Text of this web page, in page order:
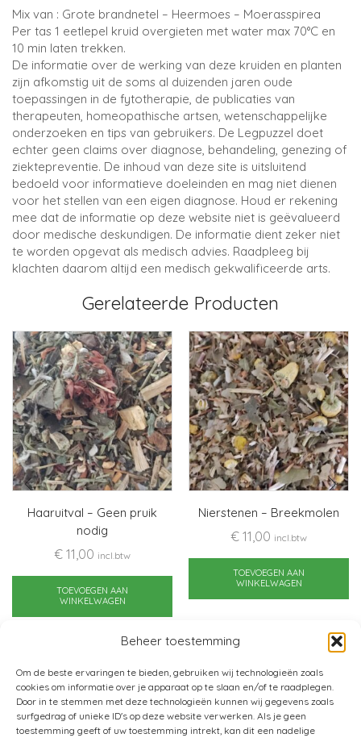
Beheer toestemming
Om de beste ervaringen te bieden, gebruiken wij technologieën zoals
cookies om informatie over je apparaat op te slaan en/of te raadplegen.
Door in te stemmen met deze technologieën kunnen wij gegevens zoals
surfgedrag of unieke ID's op deze website verwerken. Als je geen
toestemming geeft of uw toestemming intrekt, kan dit een nadelige
Mix van : Grote brandnetel – Heermoes – Moerasspirea
Per tas 1 eetlepel kruid overgieten met water max 70°C en
10 min laten trekken.
De informatie over de werking van deze kruiden en planten
zijn afkomstig uit de soms al duizenden jaren oude
toepassingen in de fytotherapie, de publicaties van
therapeuten, homeopathische artsen, wetenschappelijke
onderzoeken en tips van gebruikers. De Legpuzzel doet
echter geen claims over diagnose, behandeling, genezing of
ziektepreventie. De inhoud van deze site is uitsluitend
bedoeld voor informatieve doeleinden en mag niet dienen
voor het stellen van een eigen diagnose. Houd er rekening
mee dat de informatie op deze website niet is geëvalueerd
door medische deskundigen. De informatie dient zeker niet
te worden opgevat als medisch advies. Raadpleeg bij
klachten daarom altijd een medisch gekwalificeerde arts.
Gerelateerde Producten
Haaruitval – Geen pruik
nodig
€ 11,00 incl.btw
TOEVOEGEN AAN
WINKELWAGEN
Nierstenen – Breekmolen
€ 11,00 incl.btw
TOEVOEGEN AAN
WINKELWAGEN